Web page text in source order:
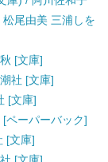
尾由美 三浦しを
[文庫]
社 [文庫]
[文庫]
ペーパーバック]
[文庫]